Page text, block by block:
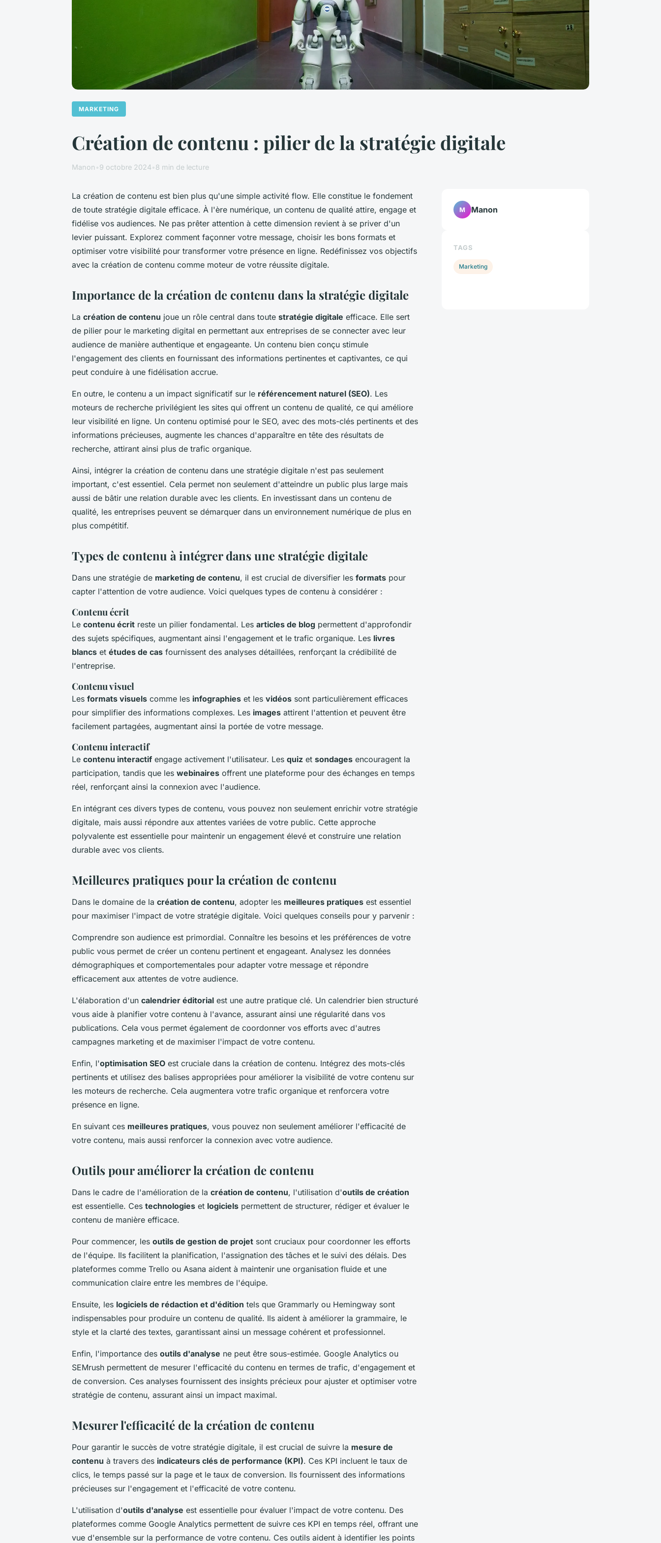
MARKETING
Création de contenu : pilier de la stratégie digitale
Manon •9 octobre 2024•8 min de lecture
La création de contenu est bien plus qu'une simple activité flow. Elle constitue le fondement
de toute stratégie digitale efficace. À l'ère numérique, un contenu de qualité attire, engage et
fidélise vos audiences. Ne pas prêter attention à cette dimension revient à se priver d'un
levier puissant. Explorez comment façonner votre message, choisir les bons formats et
optimiser votre visibilité pour transformer votre présence en ligne. Redéfinissez vos objectifs
avec la création de contenu comme moteur de votre réussite digitale.
Importance de la création de contenu dans la stratégie digitale
La création de contenu joue un rôle central dans toute stratégie digitale efficace. Elle sert
de pilier pour le marketing digital en permettant aux entreprises de se connecter avec leur
audience de manière authentique et engageante. Un contenu bien conçu stimule
l'engagement des clients en fournissant des informations pertinentes et captivantes, ce qui
peut conduire à une fidélisation accrue.
En outre, le contenu a un impact significatif sur le référencement naturel (SEO). Les
moteurs de recherche privilégient les sites qui offrent un contenu de qualité, ce qui améliore
leur visibilité en ligne. Un contenu optimisé pour le SEO, avec des mots-clés pertinents et des
informations précieuses, augmente les chances d'apparaître en tête des résultats de
recherche, attirant ainsi plus de trafic organique.
Ainsi, intégrer la création de contenu dans une stratégie digitale n'est pas seulement
important, c'est essentiel. Cela permet non seulement d'atteindre un public plus large mais
aussi de bâtir une relation durable avec les clients. En investissant dans un contenu de
qualité, les entreprises peuvent se démarquer dans un environnement numérique de plus en
plus compétitif.
Types de contenu à intégrer dans une stratégie digitale
Dans une stratégie de marketing de contenu, il est crucial de diversifier les formats pour
capter l'attention de votre audience. Voici quelques types de contenu à considérer :
Contenu écrit
Le contenu écrit reste un pilier fondamental. Les articles de blog permettent d'approfondir
des sujets spécifiques, augmentant ainsi l'engagement et le trafic organique. Les livres
blancs et études de cas fournissent des analyses détaillées, renforçant la crédibilité de
l'entreprise.
Contenu visuel
Les formats visuels comme les infographies et les vidéos sont particulièrement efficaces
pour simplifier des informations complexes. Les images attirent l'attention et peuvent être
facilement partagées, augmentant ainsi la portée de votre message.
Contenu interactif
Le contenu interactif engage activement l'utilisateur. Les quiz et sondages encouragent la
participation, tandis que les webinaires offrent une plateforme pour des échanges en temps
réel, renforçant ainsi la connexion avec l'audience.
En intégrant ces divers types de contenu, vous pouvez non seulement enrichir votre stratégie
digitale, mais aussi répondre aux attentes variées de votre public. Cette approche
polyvalente est essentielle pour maintenir un engagement élevé et construire une relation
durable avec vos clients.
Meilleures pratiques pour la création de contenu
Dans le domaine de la création de contenu, adopter les meilleures pratiques est essentiel
pour maximiser l'impact de votre stratégie digitale. Voici quelques conseils pour y parvenir :
Comprendre son audience est primordial. Connaître les besoins et les préférences de votre
public vous permet de créer un contenu pertinent et engageant. Analysez les données
démographiques et comportementales pour adapter votre message et répondre
efficacement aux attentes de votre audience.
L'élaboration d'un calendrier éditorial est une autre pratique clé. Un calendrier bien structuré
vous aide à planifier votre contenu à l'avance, assurant ainsi une régularité dans vos
publications. Cela vous permet également de coordonner vos efforts avec d'autres
campagnes marketing et de maximiser l'impact de votre contenu.
Enfin, l'optimisation SEO est cruciale dans la création de contenu. Intégrez des mots-clés
pertinents et utilisez des balises appropriées pour améliorer la visibilité de votre contenu sur
les moteurs de recherche. Cela augmentera votre trafic organique et renforcera votre
présence en ligne.
En suivant ces meilleures pratiques, vous pouvez non seulement améliorer l'efficacité de
votre contenu, mais aussi renforcer la connexion avec votre audience.
Outils pour améliorer la création de contenu
Dans le cadre de l'amélioration de la création de contenu, l'utilisation d'outils de création
est essentielle. Ces technologies et logiciels permettent de structurer, rédiger et évaluer le
contenu de manière efficace.
Pour commencer, les outils de gestion de projet sont cruciaux pour coordonner les efforts
de l'équipe. Ils facilitent la planification, l'assignation des tâches et le suivi des délais. Des
plateformes comme Trello ou Asana aident à maintenir une organisation fluide et une
communication claire entre les membres de l'équipe.
Ensuite, les logiciels de rédaction et d'édition tels que Grammarly ou Hemingway sont
indispensables pour produire un contenu de qualité. Ils aident à améliorer la grammaire, le
style et la clarté des textes, garantissant ainsi un message cohérent et professionnel.
Enfin, l'importance des outils d'analyse ne peut être sous-estimée. Google Analytics ou
SEMrush permettent de mesurer l'efficacité du contenu en termes de trafic, d'engagement et
de conversion. Ces analyses fournissent des insights précieux pour ajuster et optimiser votre
stratégie de contenu, assurant ainsi un impact maximal.
Mesurer l'efficacité de la création de contenu
Pour garantir le succès de votre stratégie digitale, il est crucial de suivre la mesure de
contenu à travers des indicateurs clés de performance (KPI). Ces KPI incluent le taux de
clics, le temps passé sur la page et le taux de conversion. Ils fournissent des informations
précieuses sur l'engagement et l'efficacité de votre contenu.
L'utilisation d'outils d'analyse est essentielle pour évaluer l'impact de votre contenu. Des
plateformes comme Google Analytics permettent de suivre ces KPI en temps réel, offrant une
vue d'ensemble sur la performance de votre contenu. Ces outils aident à identifier les points
M Manon
TAGS
Marketing